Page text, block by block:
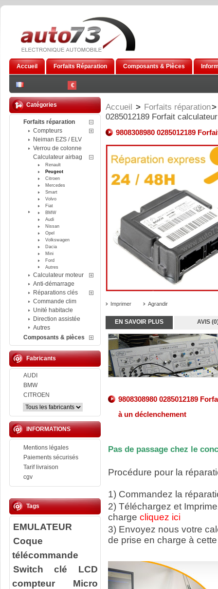
€
Accueil Forfaits Réparation Composants & Pièces
Catégories
Forfaits réparation
Compteurs
Neiman EZS / ELV
Verrou de colonne
Calculateur airbag
Renault
Peugeot
Citroen
Mercedes
Smart
Volvo
Fiat
BMW
Audi
Nissan
Opel
Volkswagen
Dacia
Mini
Ford
Autres
Calculateur moteur
Anti-démarrage
Réparations clés
Commande clim
Unité habitacle
Direction assistée
Autres
Composants & pièces
Fabricants
AUDI
BMW
CITROEN
INFORMATIONS
Mentions légales
Paiements sécurisés
Tarif livraison
cgv
Tags
EMULATEUR
Coque
télécommande
Switch clé
LCD
compteur
Micro
Accueil > Forfaits réparation>
0285012189 Forfait
9808308980 0285012189
Imprimer Agrandir
EN SAVOIR PLUS AVIS
9808308980 0285012189
à un déclenchement
Pas de passage chez le
Procédure pour la
1) Commandez la
2) Téléchargez et
charge cliquez ici
3) Envoyez nous votre
de prise en charge à